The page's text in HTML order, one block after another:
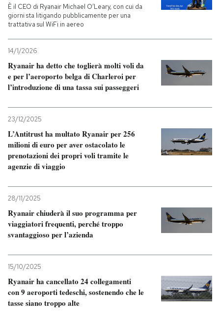
NEWSLETTER
I MIEI PREFERITI
SHOP
AREA PERSONALE
Entra
È il CEO di Ryanair Michael O’Leary, con cui da
giorni sta litigando pubblicamente per una
trattativa sul WiFi in aereo
14/1/2026
Ryanair ha detto che toglierà molti voli da
e per l’aeroporto belga di Charleroi per
l’introduzione di una tassa sui passeggeri
23/12/2025
L’Antitrust ha multato Ryanair per 256
milioni di euro per aver ostacolato le
prenotazioni dei propri voli tramite le
agenzie di viaggio
28/11/2025
Ryanair chiuderà il suo programma per
viaggiatori frequenti, perché troppo
svantaggioso per l’azienda
15/10/2025
Ryanair ha cancellato 24 collegamenti
con 9 aeroporti tedeschi, sostenendo che le
tasse siano troppo alte